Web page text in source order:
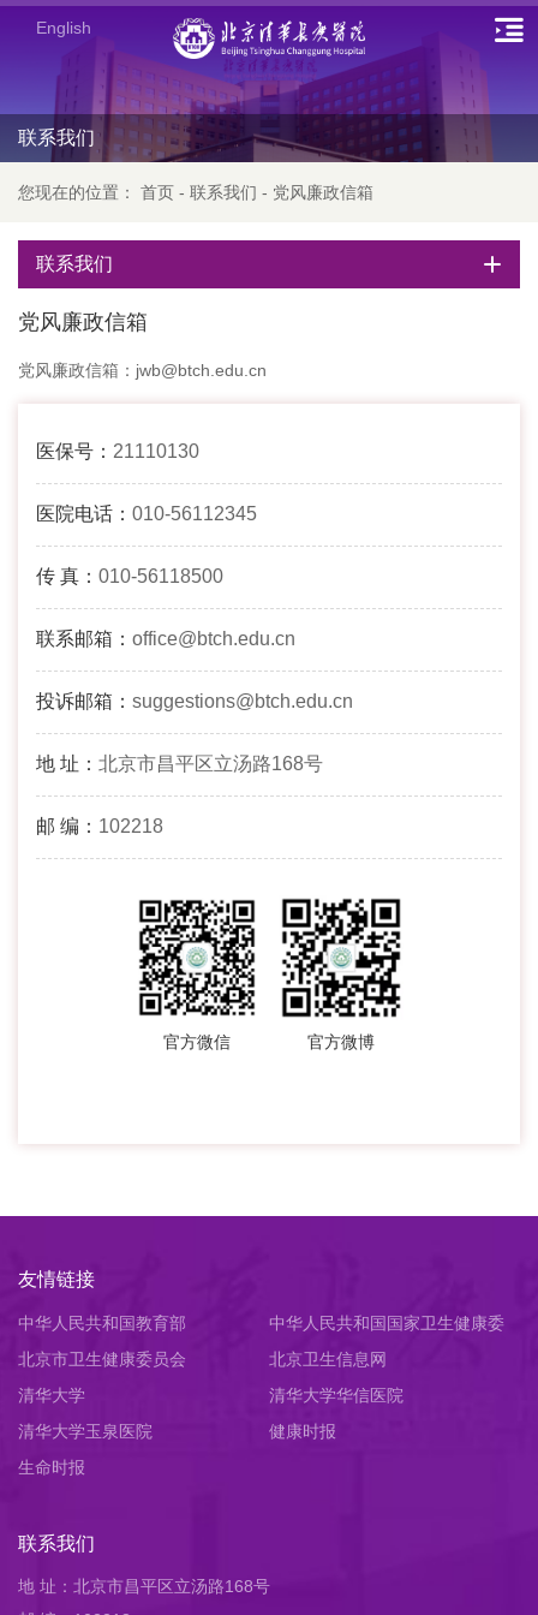
English
联系我们
您现在的位置： 首页 - 联系我们 - 党风廉政信箱
联系我们
党风廉政信箱
党风廉政信箱：jwb@btch.edu.cn
医保号： 21110130
医院电话： 010-56112345
传 真： 010-56118500
联系邮箱： office@btch.edu.cn
投诉邮箱： suggestions@btch.edu.cn
地 址： 北京市昌平区立汤路168号
邮 编： 102218
官方微信 官方微博
友情链接
中华人民共和国教育部
中华人民共和国国家卫生健康委
员会
北京市卫生健康委员会
北京卫生信息网
清华大学
清华大学华信医院
清华大学玉泉医院
健康时报
生命时报
联系我们
地 址：北京市昌平区立汤路168号